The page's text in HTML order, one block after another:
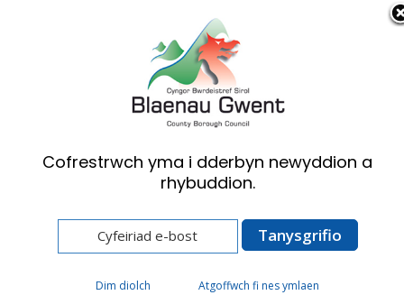
Cymraeg English
Preswylwyr
Cofrestrwch yma i dderbyn newyddion a
rhybuddion.
Dim diolch Atgoffwch fi nes ymlaen